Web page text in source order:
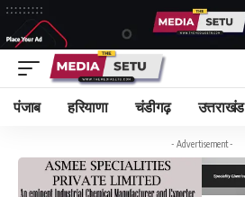
पंजाब हरियाणा चंडीगढ़ उत्तराखंड
- Advertisement -